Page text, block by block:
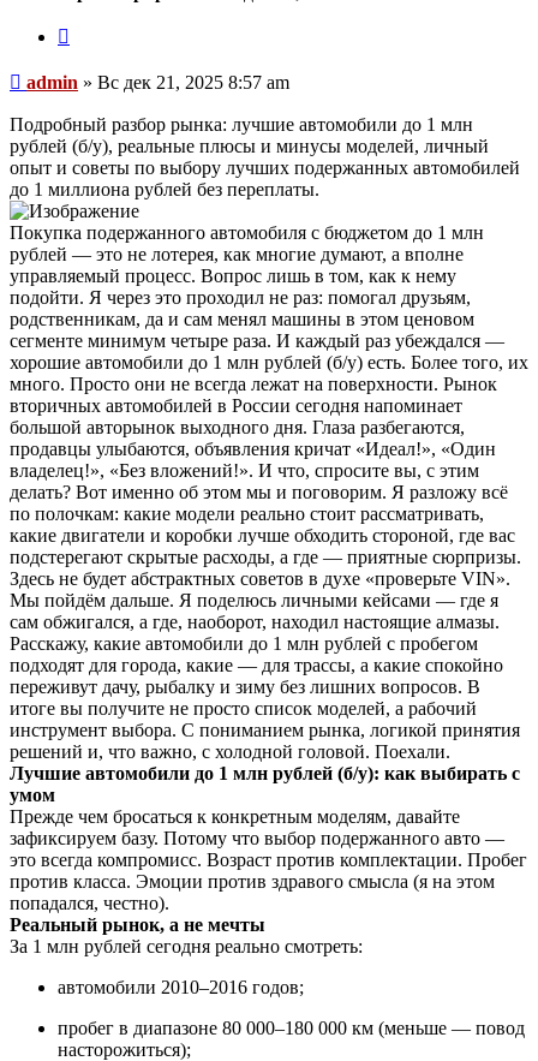
Сообщение
admin » Вс дек 21, 2025 8:57 am
Подробный разбор рынка: лучшие автомобили до 1 млн
рублей (б/у), реальные плюсы и минусы моделей, личный
опыт и советы по выбору лучших подержанных автомобилей
до 1 миллиона рублей без переплаты.
Покупка подержанного автомобиля с бюджетом до 1 млн
рублей — это не лотерея, как многие думают, а вполне
управляемый процесс. Вопрос лишь в том, как к нему
подойти. Я через это проходил не раз: помогал друзьям,
родственникам, да и сам менял машины в этом ценовом
сегменте минимум четыре раза. И каждый раз убеждался —
хорошие автомобили до 1 млн рублей (б/у) есть. Более того, их
много. Просто они не всегда лежат на поверхности. Рынок
вторичных автомобилей в России сегодня напоминает
большой авторынок выходного дня. Глаза разбегаются,
продавцы улыбаются, объявления кричат «Идеал!», «Один
владелец!», «Без вложений!». И что, спросите вы, с этим
делать? Вот именно об этом мы и поговорим. Я разложу всё
по полочкам: какие модели реально стоит рассматривать,
какие двигатели и коробки лучше обходить стороной, где вас
подстерегают скрытые расходы, а где — приятные сюрпризы.
Здесь не будет абстрактных советов в духе «проверьте VIN».
Мы пойдём дальше. Я поделюсь личными кейсами — где я
сам обжигался, а где, наоборот, находил настоящие алмазы.
Расскажу, какие автомобили до 1 млн рублей с пробегом
подходят для города, какие — для трассы, а какие спокойно
переживут дачу, рыбалку и зиму без лишних вопросов. В
итоге вы получите не просто список моделей, а рабочий
инструмент выбора. С пониманием рынка, логикой принятия
решений и, что важно, с холодной головой. Поехали.
Лучшие автомобили до 1 млн рублей (б/у): как выбирать с
умом
Прежде чем бросаться к конкретным моделям, давайте
зафиксируем базу. Потому что выбор подержанного авто —
это всегда компромисс. Возраст против комплектации. Пробег
против класса. Эмоции против здравого смысла (я на этом
попадался, честно).
Реальный рынок, а не мечты
За 1 млн рублей сегодня реально смотреть:
автомобили 2010–2016 годов;
пробег в диапазоне 80 000–180 000 км (меньше — повод
насторожиться);